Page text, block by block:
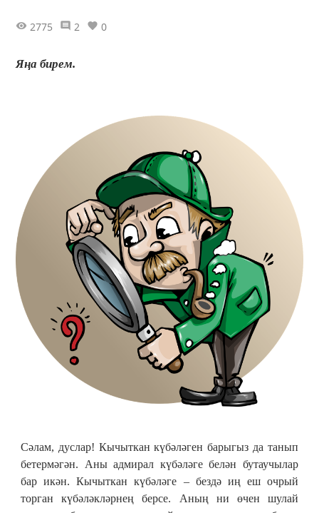
2775 2 0
Яңа бирем.
Сәлам, дуслар! Кычыткан күбәләген барыгыз да танып
бетермәгән. Аны адмирал күбәләге белән бутаучылар
бар икән. Кычыткан күбәләге – бездә иң еш очрый
торган күбәләкләрнең берсе. Аның ни өчен шулай